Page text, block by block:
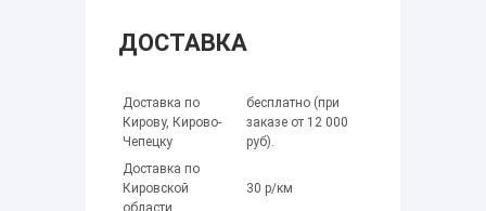
ДОСТАВКА
Доставка по
Кирову, Кирово-
Чепецку
бесплатно (при
заказе от 12 000
руб).
Доставка по
Кировской
области
30 р/км